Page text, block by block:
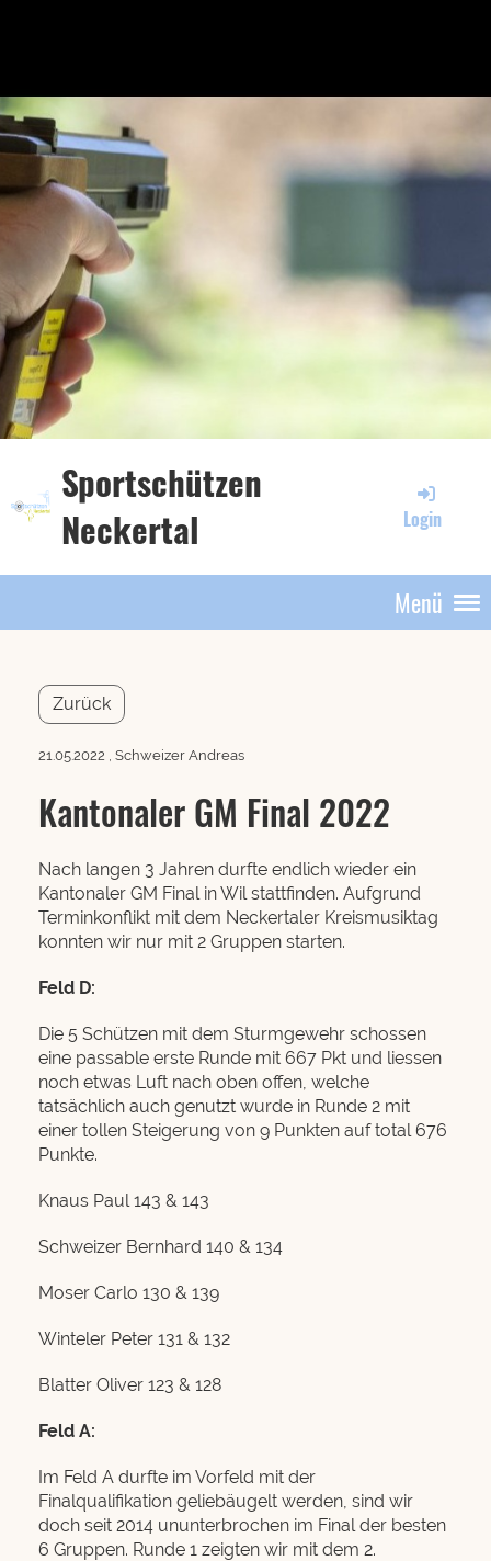
Sportschützen
Neckertal
Login
Menü
Zurück
21.05.2022 , Schweizer Andreas
Kantonaler GM Final 2022
Nach langen 3 Jahren durfte endlich wieder ein
Kantonaler GM Final in Wil stattfinden. Aufgrund
Terminkonflikt mit dem Neckertaler Kreismusiktag
konnten wir nur mit 2 Gruppen starten.
Feld D:
Die 5 Schützen mit dem Sturmgewehr schossen
eine passable erste Runde mit 667 Pkt und liessen
noch etwas Luft nach oben offen, welche
tatsächlich auch genutzt wurde in Runde 2 mit
einer tollen Steigerung von 9 Punkten auf total 676
Punkte.
Knaus Paul 143 & 143
Schweizer Bernhard 140 & 134
Moser Carlo 130 & 139
Winteler Peter 131 & 132
Blatter Oliver 123 & 128
Feld A:
Im Feld A durfte im Vorfeld mit der
Finalqualifikation geliebäugelt werden, sind wir
doch seit 2014 ununterbrochen im Final der besten
6 Gruppen. Runde 1 zeigten wir mit dem 2.